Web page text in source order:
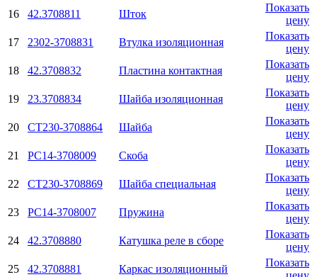
16
42.3708811 Шток
Показать
цену
17
2302-3708831 Втулка изоляционная
Показать
цену
18
42.3708832 Пластина контактная
Показать
цену
19
23.3708834 Шайба изоляционная
Показать
цену
20
СТ230-3708864 Шайба
Показать
цену
21
РС14-3708009 Скоба
Показать
цену
22
СТ230-3708869 Шайба специальная
Показать
цену
23
РС14-3708007 Пружина
Показать
цену
24
42.3708880 Катушка реле в сборе
Показать
цену
25
42.3708881 Каркас изоляционный
Показать